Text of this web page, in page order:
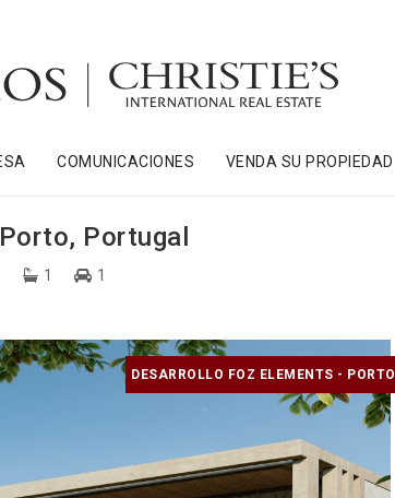
COMUNICACIONES VENDA SU PROPIEDAD
Portugal
1 1
DESARROLLO FOZ ELEMENTS - PORTO